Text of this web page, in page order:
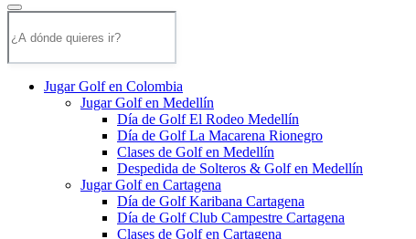
Jugar Golf en Colombia
Jugar Golf en Medellín
Día de Golf El Rodeo Medellín
Día de Golf La Macarena Rionegro
Clases de Golf en Medellín
Despedida de Solteros & Golf en Medellín
Jugar Golf en Cartagena
Día de Golf Karibana Cartagena
Día de Golf Club Campestre Cartagena
Clases de Golf en Cartagena